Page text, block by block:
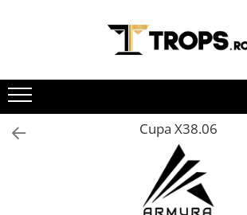
Sporturi
Arte Martiale
Atletism
Cupa X38.06